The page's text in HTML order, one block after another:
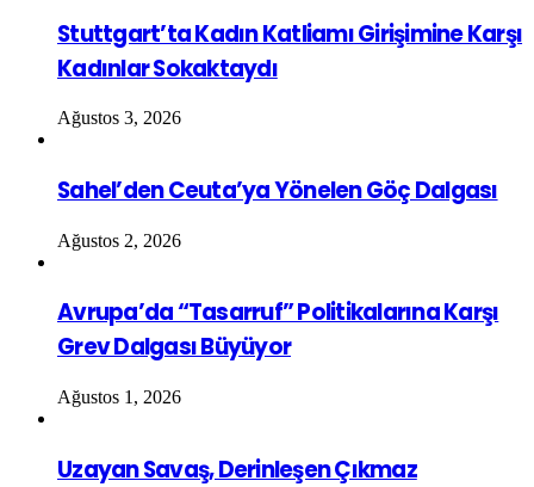
Stuttgart’ta Kadın Katliamı Girişimine Karşı
Kadınlar Sokaktaydı
Ağustos 3, 2026
Sahel’den Ceuta’ya Yönelen Göç Dalgası
Ağustos 2, 2026
Avrupa’da “Tasarruf” Politikalarına Karşı
Grev Dalgası Büyüyor
Ağustos 1, 2026
Uzayan Savaş, Derinleşen Çıkmaz